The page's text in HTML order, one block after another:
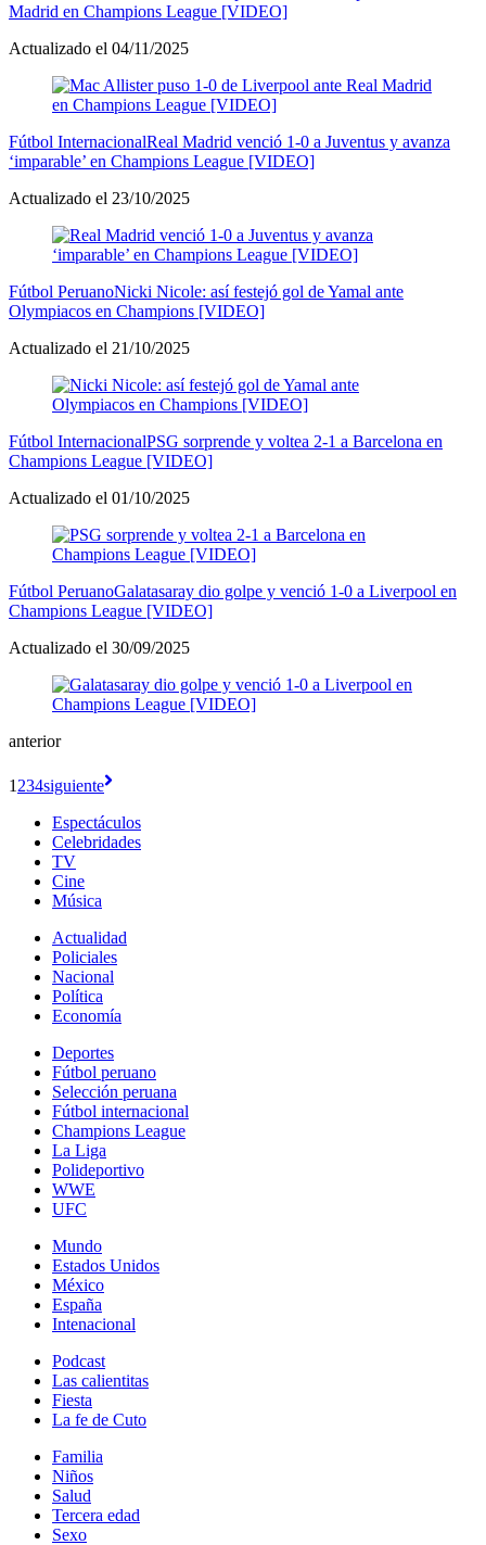
Madrid en Champions League [VIDEO]
Actualizado el 04/11/2025
Fútbol InternacionalReal Madrid venció 1-0 a Juventus y avanza
‘imparable’ en Champions League [VIDEO]
Actualizado el 23/10/2025
Fútbol PeruanoNicki Nicole: así festejó gol de Yamal ante
Olympiacos en Champions [VIDEO]
Actualizado el 21/10/2025
Fútbol InternacionalPSG sorprende y voltea 2-1 a Barcelona en
Champions League [VIDEO]
Actualizado el 01/10/2025
Fútbol PeruanoGalatasaray dio golpe y venció 1-0 a Liverpool en
Champions League [VIDEO]
Actualizado el 30/09/2025
anterior
1 234siguiente
Espectáculos
Celebridades
TV
Cine
Música
Actualidad
Policiales
Nacional
Política
Economía
Deportes
Fútbol peruano
Selección peruana
Fútbol internacional
Champions League
La Liga
Polideportivo
WWE
UFC
Mundo
Estados Unidos
México
España
Intenacional
Podcast
Las calientitas
Fiesta
La fe de Cuto
Familia
Niños
Salud
Tercera edad
Sexo